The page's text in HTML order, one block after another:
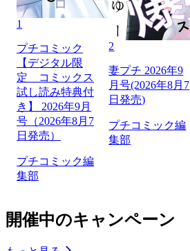
1
プチコミック
【デジタル限
定 コミックス
試し読み特典付
き】 2026年9月
号（2026年8月7
日発売）
プチコミック編
集部
2
妻プチ 2026年9
月号(2026年8月7
日発売)
プチコミック編
集部
開催中のキャンペーン